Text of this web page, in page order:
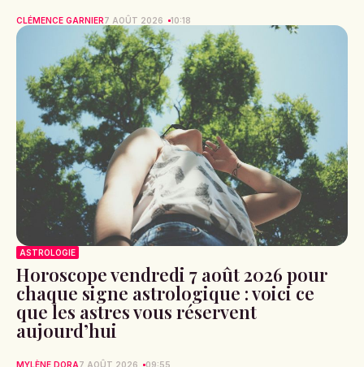
CLÉMENCE GARNIER7 AOÛT 2026 10:18
ASTROLOGIE
Horoscope vendredi 7 août 2026 pour
chaque signe astrologique : voici ce
que les astres vous réservent
aujourd’hui
MYLÈNE DORA7 AOÛT 2026 09:55